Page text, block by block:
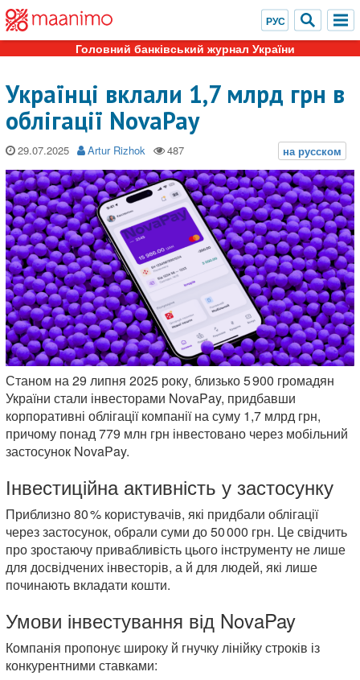
Головний банківський журнал України
Українці вклали 1,7 млрд грн в
облігації NovaPay
29.07.2025 Artur Rizhok
Станом на 29 липня 2025 року, близько 5 900 громадян
України стали інвесторами NovaPay, придбавши
корпоративні облігації компанії на суму 1,7 млрд грн,
причому понад 779 млн грн інвестовано через мобільний
застосунок NovaPay.
Інвестиційна активність у застосунку
Приблизно 80 % користувачів, які придбали облігації
через застосунок, обрали суми до 50 000 грн. Це свідчить
про зростаючу привабливість цього інструменту не лише
для досвідчених інвесторів, а й для людей, які лише
починають вкладати кошти.
Умови інвестування від NovaPay
Компанія пропонує широку й гнучку лінійку строків із
конкурентними ставками: